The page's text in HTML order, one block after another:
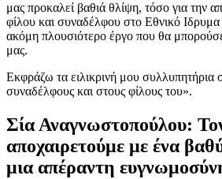
μας προκαλεί βαθιά θλίψη, τόσο για την
φίλου και συναδέλφου στο Εθνικό
ακόμη πλουσιότερο έργο που θα
μας.
Εκφράζω τα ειλικρινή μου συλλυπητήρια
συναδέλφους και στους φίλους του».
Σία Αναγνωστοπούλου:
αποχαιρετούμε με ένα
μια απέραντη